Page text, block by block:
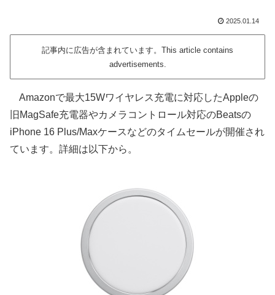
2025.01.14
記事内に広告が含まれています。This article contains
advertisements.
Amazonで最大15Wワイヤレス充電に対応したAppleの
旧MagSafe充電器やカメラコントロール対応のBeatsの
iPhone 16 Plus/Maxケースなどのタイムセールが開催され
ています。詳細は以下から。